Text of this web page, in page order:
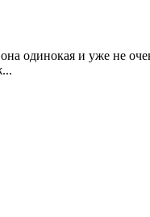
одинокая и уже не